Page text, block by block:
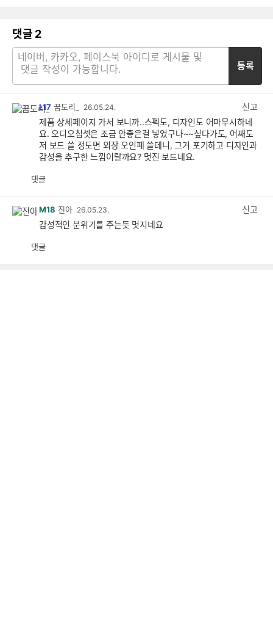
댓글 2
등록
L17 꿈도리_ 26.05.24.
신고
제품 상세페이지 가서 보니까..스펙도, 디자인도 어마무시하네
요. 오디오칩셋은 조금 안좋은걸 넣었구나~~싶다가도, 어째도
저 보드 쓸 정도면 외장 오인페 쓸테니, 그거 포기하고 디자인과
감성을 추구한 느낌이랄까요? 멋진 보드네요.
댓글
M18 진아 26.05.23.
신고
감성적인 분위기를 주는듯 멋지네요
댓글